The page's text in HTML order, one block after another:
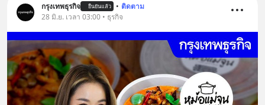
กรุงเทพธุรกิจ ยืนยันแล้ว • ติดตาม
28 มิ.ย. เวลา 03:00 • ธุรกิจ